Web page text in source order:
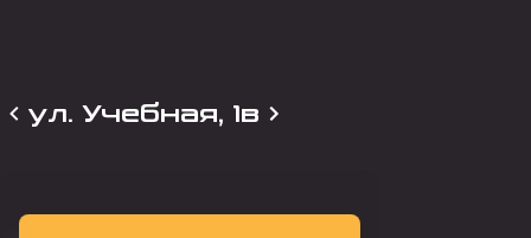
ул. Учебная, 1в